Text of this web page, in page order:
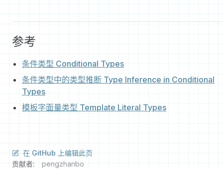
参考
条件类型 Conditional Types
条件类型中的类型推断 Type Inference in Conditional
Types
模板字面量类型 Template Literal Types
在 GitHub 上编辑此页
贡献者:
pengzhanbo